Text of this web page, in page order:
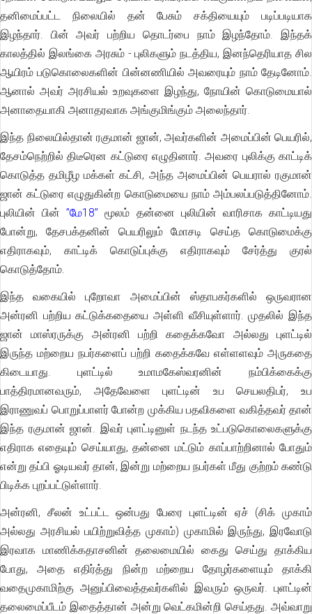
தனிமைப்பட்ட நிலையில் தன் பேசும் சக்தியையும் படிப்படியாக
இழந்தார். பின் அவர் பற்றிய தொடர்பை நாம் இழந்தோம். இந்தக்
காலத்தில் இலங்கை அரசும் - புலிகளும் நடத்திய, இனந்தெரியாத சில
ஆயிரம் படுகொலைகளின் பின்னணியில் அவரையும் நாம் தேடினோம்.
ஆனால் அவர் அரசியல் உறவுகளை இழந்து, நோயின் கொடுமையால்
அனாதையாகி அனாதரவாக அங்குமிங்கும் அலைந்தார்.
இந்த நிலையில்தான் ரகுமான் ஜான், அவர்களின் அமைப்பின் பெயரில்,
தேசம்நெற்றில் திடீரென கட்டுரை எழுதினார். அவரை புலிக்கு காட்டிக்
கொடுத்த தமிழீழ மக்கள் கட்சி, அந்த அமைப்பின் பெயரால் ரகுமான்
ஜான் கட்டுரை எழுதுகின்ற கொடுமையை நாம் அம்பலப்படுத்தினோம்.
புலியின் பின்”மே18” மூலம் தன்னை புலியின் வாரிசாக காட்டியது
போன்று, தேசபக்தனின் பெயரிலும் மோசடி செய்த கொடுமைக்கு
எதிராகவும், காட்டிக் கொடுப்புக்கு எதிராகவும் சேர்த்து குரல்
கொடுத்தோம்.
இந்த வகையில் புறோவா அமைப்பின் ஸ்தாபகர்களில் ஒருவரான
அன்ரனி பற்றிய கட்டுக்கதையை அள்ளி வீசியுள்ளார். முதலில் இந்த
ஜான் மாஸ்ரருக்கு அன்ரனி பற்றி கதைக்கவோ அல்லது புளட்டில்
இருந்த மற்றைய நபர்களைப் பற்றி கதைக்கவே எள்ளளவும் அருகதை
கிடையாது. புளட்டில் உமாமகேஸ்வரனின் நம்பிக்கைக்கு
பாத்திரமானவரும், அதேவேளை புளட்டின் உப செயலதிபர், உப
இராணுவப் பொறுப்பாளர் போன்ற முக்கிய பதவிகளை வகித்தவர் தான்
இந்த ரகுமான் ஜான். இவர் புளட்டினுள் நடந்த உட்படுகொலைகளுக்கு
எதிராக எதையும் செய்யாது, தன்னை மட்டும் காப்பாற்றினால் போதும்
என்று தப்பி ஓடியவர் தான், இன்று மற்றைய நபர்கள் மீது குற்றம் கண்டு
பிடிக்க புறப்பட்டுள்ளார்.
அன்ரனி, சீலன் உட்பட்ட ஒன்பது பேரை புளட்டின் ஏச் (சிக் முகாம்
அல்லது அரசியல் பயிற்றுவித்த முகாம்) முகாமில் இருந்து, இரவோடு
இரவாக மாணிக்கதாசனின் தலைமையில் கைது செய்து தாக்கிய
போது, அதை எதிர்த்து நின்ற மற்றைய தோழர்களையும் தாக்கி
வதைமுகாமிற்கு அனுப்பிவைத்தவர்களில் இவரும் ஒருவர். புளட்டின்
தலைமைப்பீடம் இதைத்தான் அன்று வெட்கமின்றி செய்தது. அவ்வாறு